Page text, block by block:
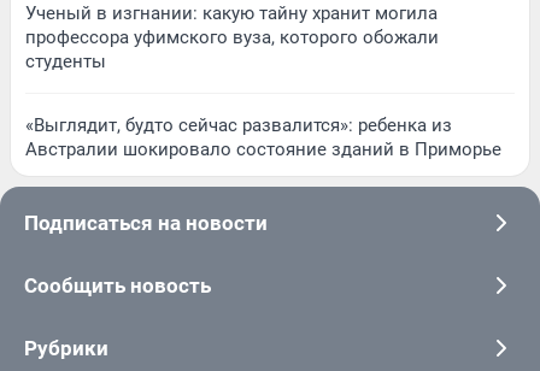
Ученый в изгнании: какую тайну хранит могила
профессора уфимского вуза, которого обожали
студенты
«Выглядит, будто сейчас развалится»: ребенка из
Австралии шокировало состояние зданий в Приморье
Подписаться на новости
Сообщить новость
Рубрики